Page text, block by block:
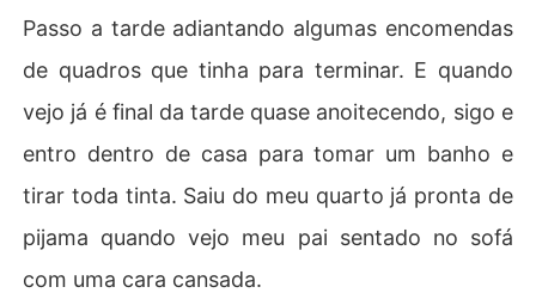
Passo a tarde adiantando algumas encomendas
de quadros que tinha para terminar. E quando
vejo já é final da tarde quase anoitecendo, sigo e
entro dentro de casa para tomar um banho e
tirar toda tinta. Saiu do meu quarto já pronta de
pijama quando vejo meu pai sentado no sofá
com uma cara cansada.